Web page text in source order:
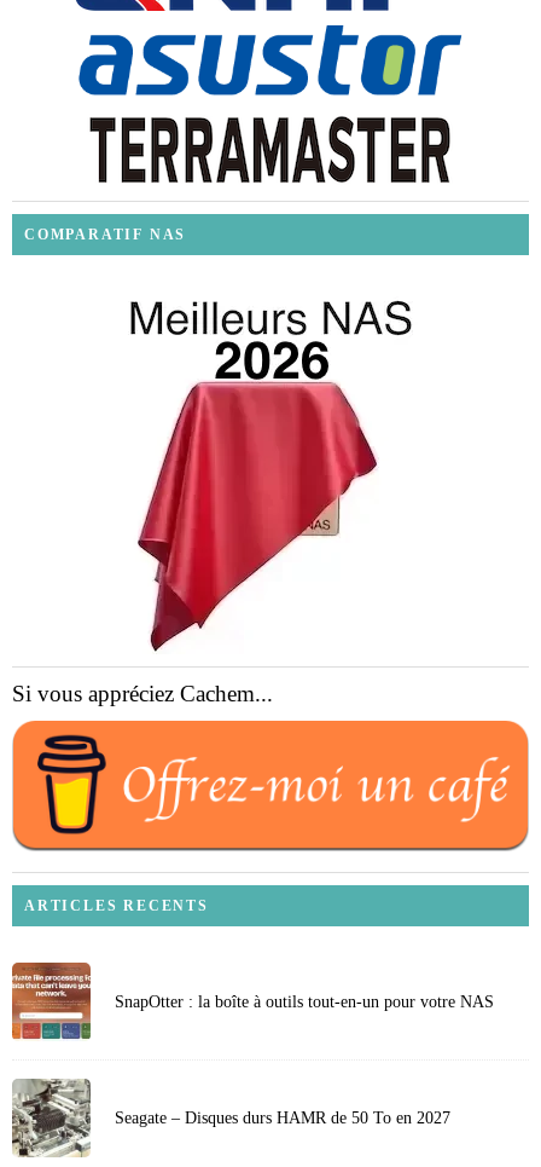
COMPARATIF NAS
Si vous appréciez Cachem...
ARTICLES RECENTS
SnapOtter : la boîte à outils tout-en-un pour votre NAS
Seagate – Disques durs HAMR de 50 To en 2027